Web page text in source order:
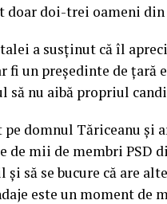
doar doi-trei oameni din
a susţinut că îl
fi un preşedinte de
să nu aibă propriul
domnul Tăriceanu şi
de mii de membri PSD
şi să se bucure că are
este un moment de